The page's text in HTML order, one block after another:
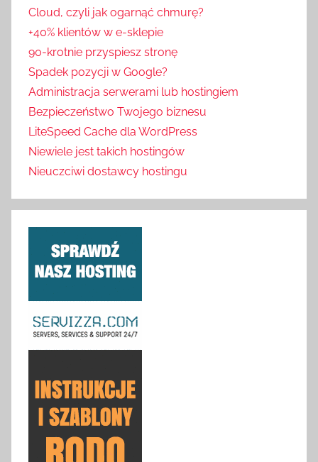
Cloud, czyli jak ogarnąć chmurę?
+40% klientów w e-sklepie
90-krotnie przyspiesz stronę
Spadek pozycji w Google?
Administracja serwerami lub hostingiem
Bezpieczeństwo Twojego biznesu
LiteSpeed Cache dla WordPress
Niewiele jest takich hostingów
Nieuczciwi dostawcy hostingu